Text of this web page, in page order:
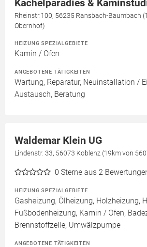
Kachelparadies &
Rheinstr.100, 56235 Ransbach-Baumbach
Obernhof)
HEIZUNG SPEZIALGEBIETE
Kamin / Ofen
ANGEBOTENE TÄTIGKEITEN
Wartung, Reparatur, Neuinstallation /
Austausch, Beratung
Waldemar Klein UG
Lindenstr. 33, 56073 Koblenz (19km von
0 Sterne aus 2
HEIZUNG SPEZIALGEBIETE
Gasheizung, Ölheizung, Holzheizung,
Fußbodenheizung, Kamin / Ofen,
Brennstoffzelle, Umwälzpumpe
ANGEBOTENE TÄTIGKEITEN